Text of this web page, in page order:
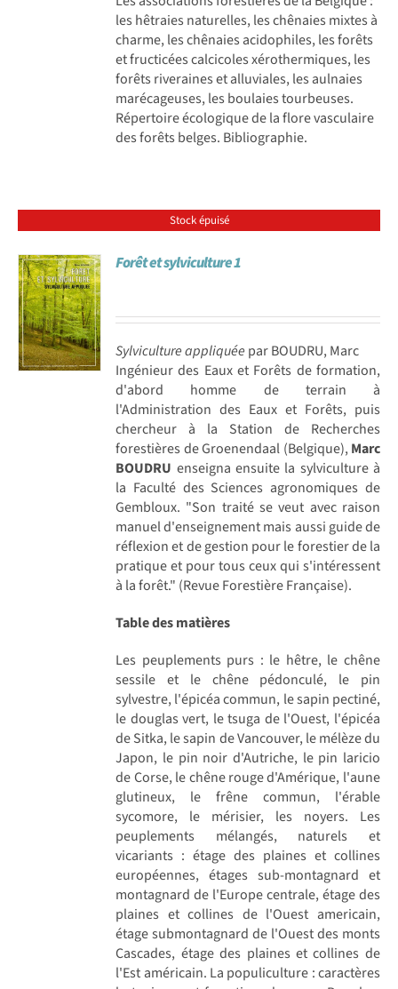
les hêtraies naturelles, les chênaies mixtes à
charme, les chênaies acidophiles, les forêts
et fructicées calcicoles xérothermiques, les
forêts riveraines et alluviales, les aulnaies
marécageuses, les boulaies tourbeuses.
Répertoire écologique de la flore vasculaire
des forêts belges. Bibliographie.
Stock épuisé
Forêt et sylviculture 1
Sylviculture appliquée par BOUDRU, Marc
Ingénieur des Eaux et Forêts de formation,
d'abord homme de terrain à
l'Administration des Eaux et Forêts, puis
chercheur à la Station de Recherches
forestières de Groenendaal (Belgique),Marc
BOUDRU enseigna ensuite la sylviculture à
la Faculté des Sciences agronomiques de
Gembloux. "Son traité se veut avec raison
manuel d'enseignement mais aussi guide de
réflexion et de gestion pour le forestier de la
pratique et pour tous ceux qui s'intéressent
à la forêt." (Revue Forestière Française).
Table des matières
Les peuplements purs : le hêtre, le chêne
sessile et le chêne pédonculé, le pin
sylvestre, l'épicéa commun, le sapin pectiné,
le douglas vert, le tsuga de l'Ouest, l'épicéa
de Sitka, le sapin de Vancouver, le mélèze du
Japon, le pin noir d'Autriche, le pin laricio
de Corse, le chêne rouge d'Amérique, l'aune
glutineux, le frêne commun, l'érable
sycomore, le mérisier, les noyers. Les
peuplements mélangés, naturels et
vicariants : étage des plaines et collines
européennes, étages sub-montagnard et
montagnard de l'Europe centrale, étage des
plaines et collines de l'Ouest americain,
étage submontagnard de l'Ouest des monts
Cascades, étage des plaines et collines de
l'Est américain. La populiculture : caractères